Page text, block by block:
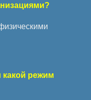
какой режим